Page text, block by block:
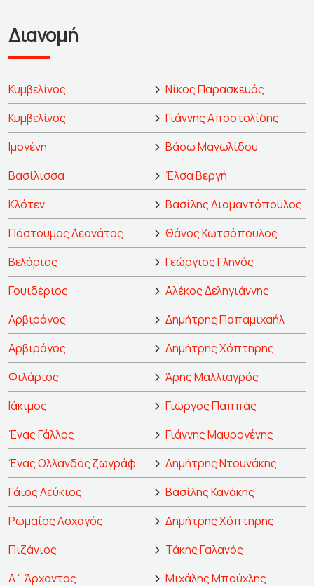
Διανομή
Κυμβελίνος
Νίκος Παρασκευάς
Κυμβελίνος
Γιάννης Αποστολίδης
Ιμογένη
Βάσω Μανωλίδου
Βασίλισσα
Έλσα Βεργή
Κλότεν
Βασίλης Διαμαντόπουλος
Πόστουμος Λεονάτος
Θάνος Κωτσόπουλος
Βελάριος
Γεώργιος Γληνός
Γουιδέριος
Αλέκος Δεληγιάννης
Αρβιράγος
Δημήτρης Παπαμιχαήλ
Αρβιράγος
Δημήτρης Χόπτηρης
Φιλάριος
Άρης Μαλλιαγρός
Ιάκιμος
Γιώργος Παππάς
Ένας Γάλλος
Γιάννης Μαυρογένης
Ένας Ολλανδός ζωγράφος
Δημήτρης Ντουνάκης
Γάιος Λεύκιος
Βασίλης Κανάκης
Ρωμαίος Λοχαγός
Δημήτρης Χόπτηρης
Πιζάνιος
Τάκης Γαλανός
Α΄ Άρχοντας
Μιχάλης Μπούχλης